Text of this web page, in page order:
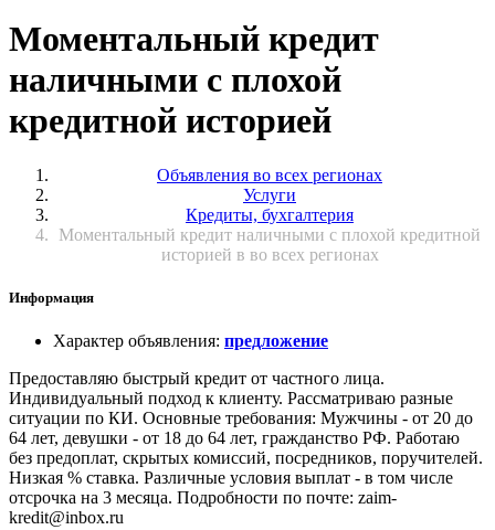
Моментальный кредит
наличными с плохой
кредитной историей
Объявления во всех регионах
Услуги
Кредиты, бухгалтерия
Моментальный кредит наличными с плохой кредитной
историей в во всех регионах
Информация
Характер объявления: предложение
Предоставляю быстрый кредит от частного лица.
Индивидуальный подход к клиенту. Рассматриваю разные
ситуации по КИ. Основные требования: Мужчины - от 20 до
64 лет, девушки - от 18 до 64 лет, гражданство РФ. Работаю
без предоплат, скрытых комиссий, посредников, поручителей.
Низкая % ставка. Различные условия выплат - в том числе
отсрочка на 3 месяца. Подробности по почте: zaim-
kredit@inbox.ru